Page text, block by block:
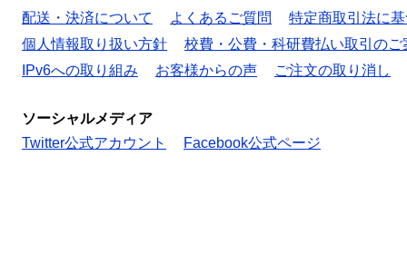
配送・決済について
よくあるご質問
特定商取引法に
個人情報取り扱い方針
校費・公費・科研費払い取引のご
IPv6への取り組み
お客様からの声 ご注文の取り消し
ソーシャルメディア
Twitter公式アカウント
Facebook公式ページ